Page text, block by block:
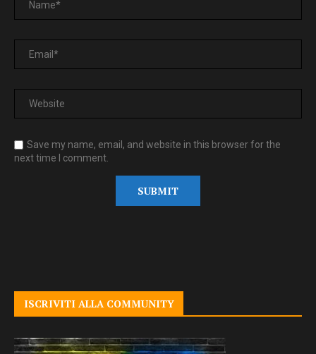
Save my name, email, and website in this browser for the
next time I comment.
ISCRIVITI ALLA COMMUNITY